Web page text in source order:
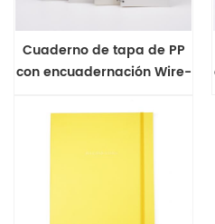
Cuaderno de tapa de PP
con encuadernación Wire-